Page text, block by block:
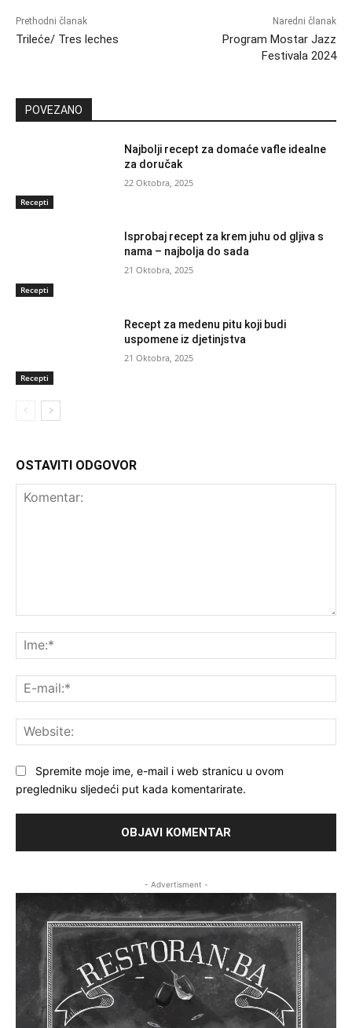
Prethodni članak
Trileće/ Tres leches
Naredni članak
Program Mostar Jazz
Festivala 2024
POVEZANO
Recepti
Najbolji recept za domaće vafle idealne
za doručak
22 Oktobra, 2025
Recepti
Isprobaj recept za krem juhu od gljiva s
nama – najbolja do sada
21 Oktobra, 2025
Recepti
Recept za medenu pitu koji budi
uspomene iz djetinjstva
21 Oktobra, 2025
OSTAVITI ODGOVOR
Spremite moje ime, e-mail i web stranicu u ovom
pregledniku sljedeći put kada komentarirate.
- Advertisment -